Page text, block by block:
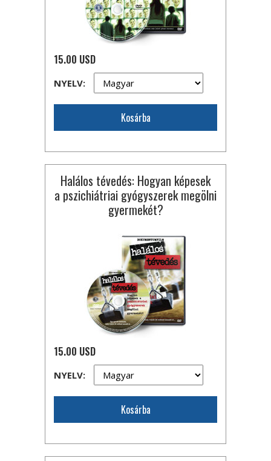
15.00 USD
NYELV:
Kosárba
Halálos tévedés: Hogyan képesek
a pszichiátriai gyógyszerek megölni
gyermekét?
15.00 USD
NYELV:
Kosárba